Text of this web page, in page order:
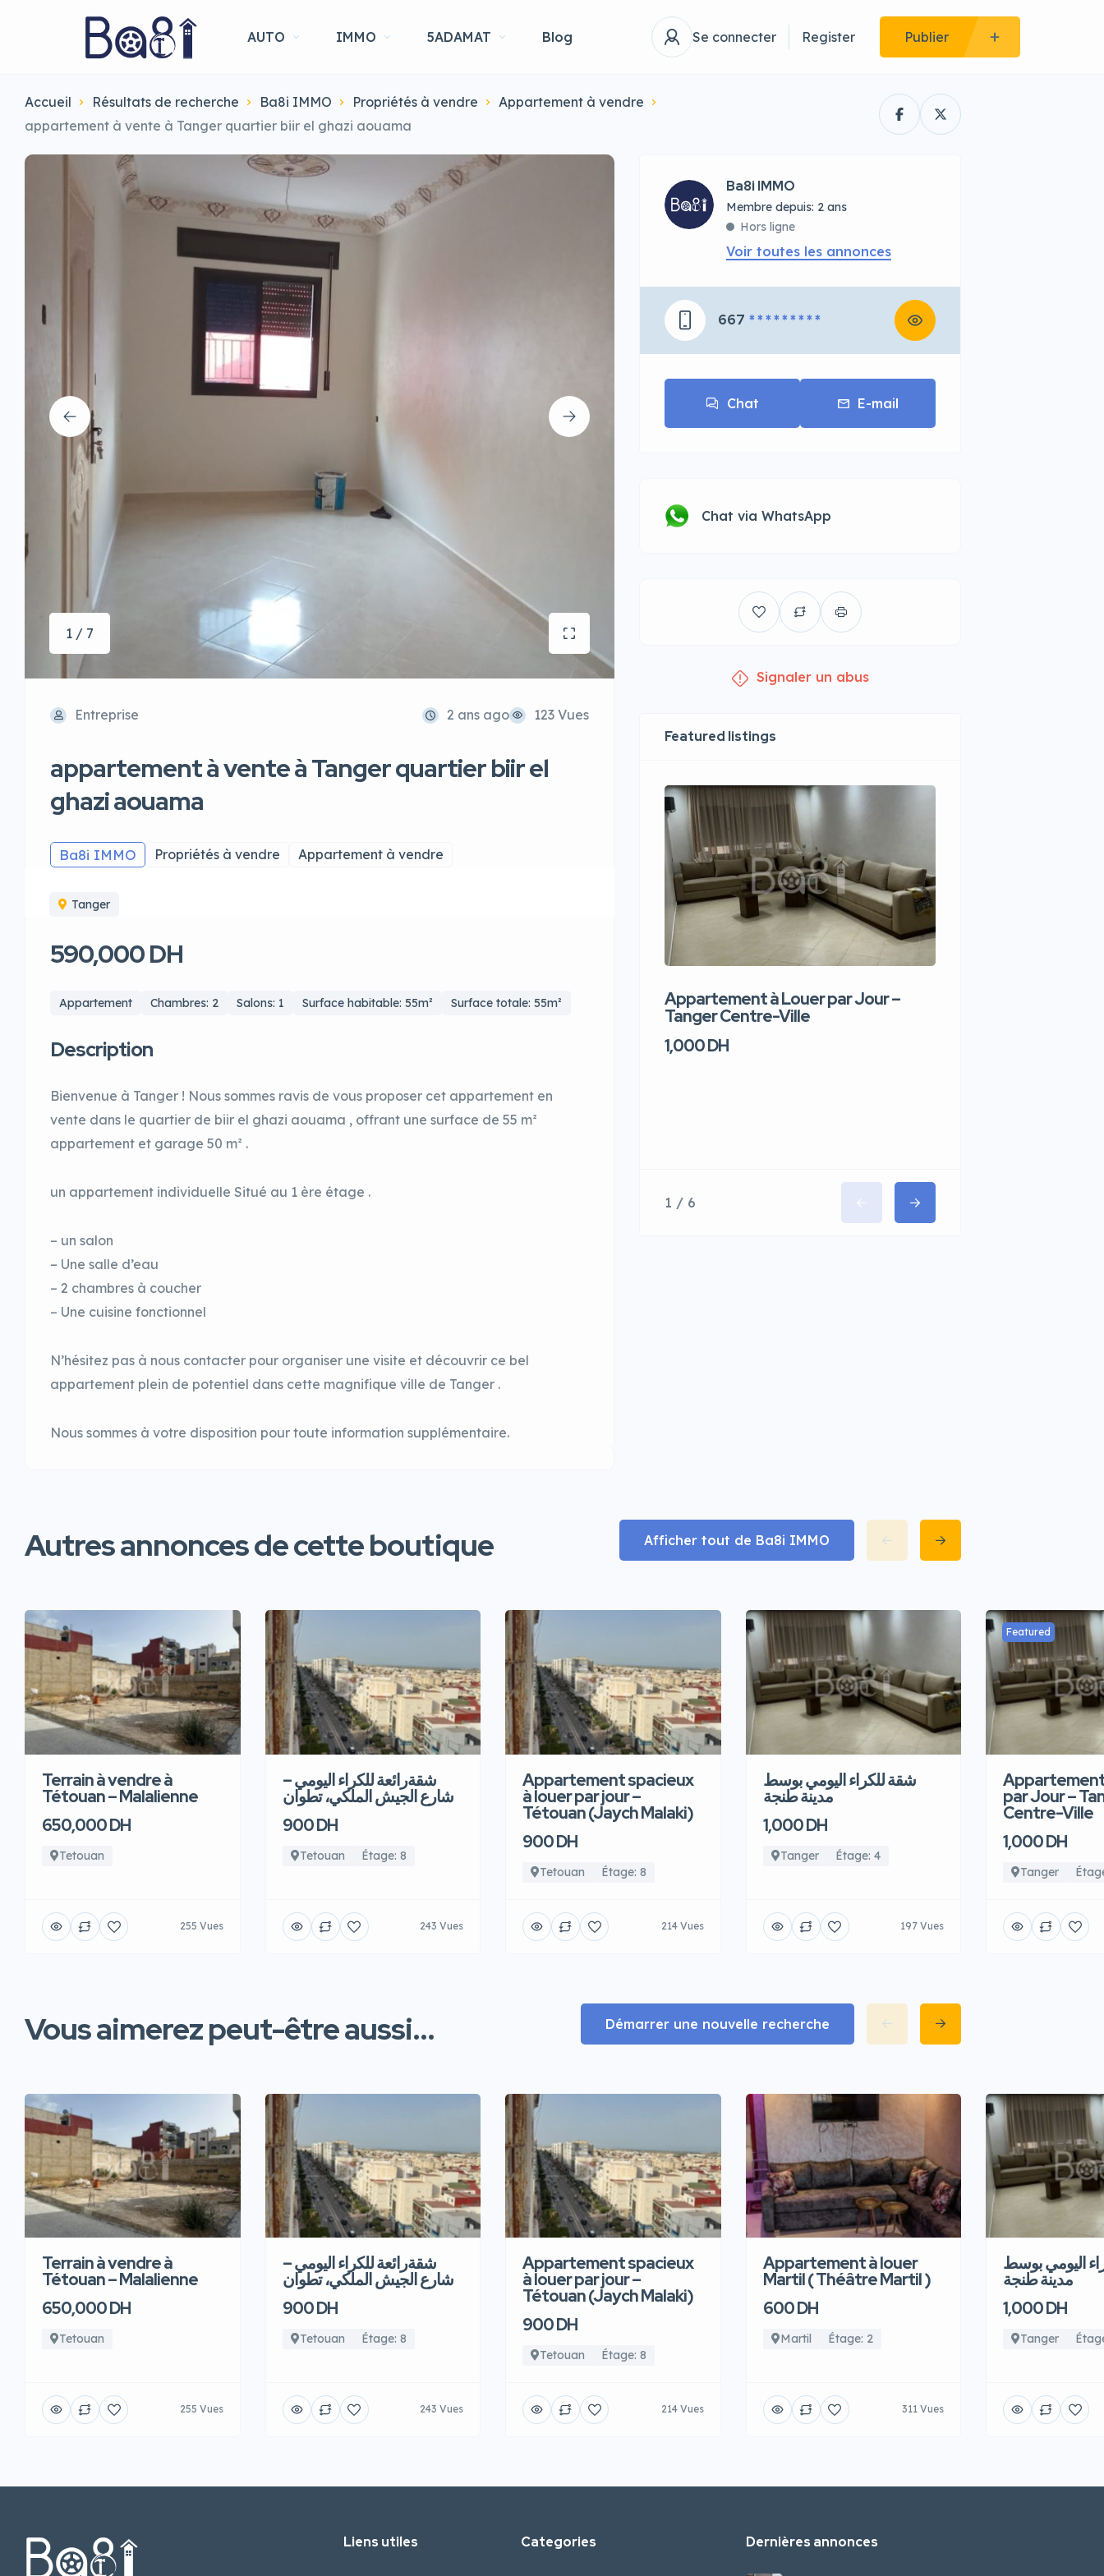
AUTO IMMO 5ADAMAT Blog Se connecter Register Publier
Accueil Résultats de recherche Ba8i IMMO Propriétés à vendre
Appartement à vendre
appartement à vente à Tanger quartier biir el ghazi aouama
1 / 7
Entreprise 2 ans ago 123 Vues
appartement à vente à Tanger quartier biir el
ghazi aouama
Ba8i IMMO Propriétés à vendre Appartement à vendre
Tanger
590,000 DH
Appartement Chambres: 2 Salons: 1 Surface habitable: 55m² Surface totale: 55m²
Description
Bienvenue à Tanger ! Nous sommes ravis de vous proposer cet appartement en
vente dans le quartier de biir el ghazi aouama , offrant une surface de 55 m²
appartement et garage 50 m² .
un appartement individuelle Situé au 1 ère étage .
– un salon
– Une salle d’eau
– 2 chambres à coucher
– Une cuisine fonctionnel
N’hésitez pas à nous contacter pour organiser une visite et découvrir ce bel
appartement plein de potentiel dans cette magnifique ville de Tanger .
Nous sommes à votre disposition pour toute information supplémentaire.
Ba8i IMMO
Membre depuis: 2 ans
Hors ligne
Voir toutes les annonces
667 * * * * * * * * *
Chat E-mail
Chat via WhatsApp
Signaler un abus
Featured listings
Appartement à Louer par Jour –
Tanger Centre-Ville
1,000 DH
1 / 6
Autres annonces de cette boutique Afficher tout de Ba8i IMMO
Terrain à vendre à
Tétouan – Malalienne
650,000 DH
Tetouan
255 Vues
شقةرائعة للكراء اليومي –
شارع الجيش الملكي، تطوان
900 DH
Tetouan Étage: 8
243 Vues
Appartement spacieux
à louer par jour –
Tétouan (Jaych Malaki)
900 DH
Tetouan Étage: 8
214 Vues
شقة للكراء اليومي بوسط
مدينة طنجة
1,000 DH
Tanger Étage: 4
197 Vues
Featured
par Jour –
Centre-Ville
1,000 DH
Tanger
Vous aimerez peut-être aussi... Démarrer une nouvelle recherche
Terrain à vendre à
Tétouan – Malalienne
650,000 DH
Tetouan
255 Vues
شقةرائعة للكراء اليومي –
شارع الجيش الملكي، تطوان
900 DH
Tetouan Étage: 8
243 Vues
Appartement spacieux
à louer par jour –
Tétouan (Jaych Malaki)
900 DH
Tetouan Étage: 8
214 Vues
Appartement à louer
Martil ( Théâtre Martil )
600 DH
Martil Étage: 2
311 Vues
اليومي بوسط
مدينة طنجة
1,000 DH
Tanger
Liens utiles Categories Dernières annonces